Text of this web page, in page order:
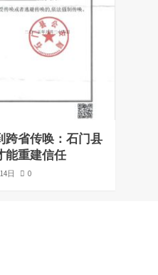
跨省传唤：石门县
能重建信任
日 0